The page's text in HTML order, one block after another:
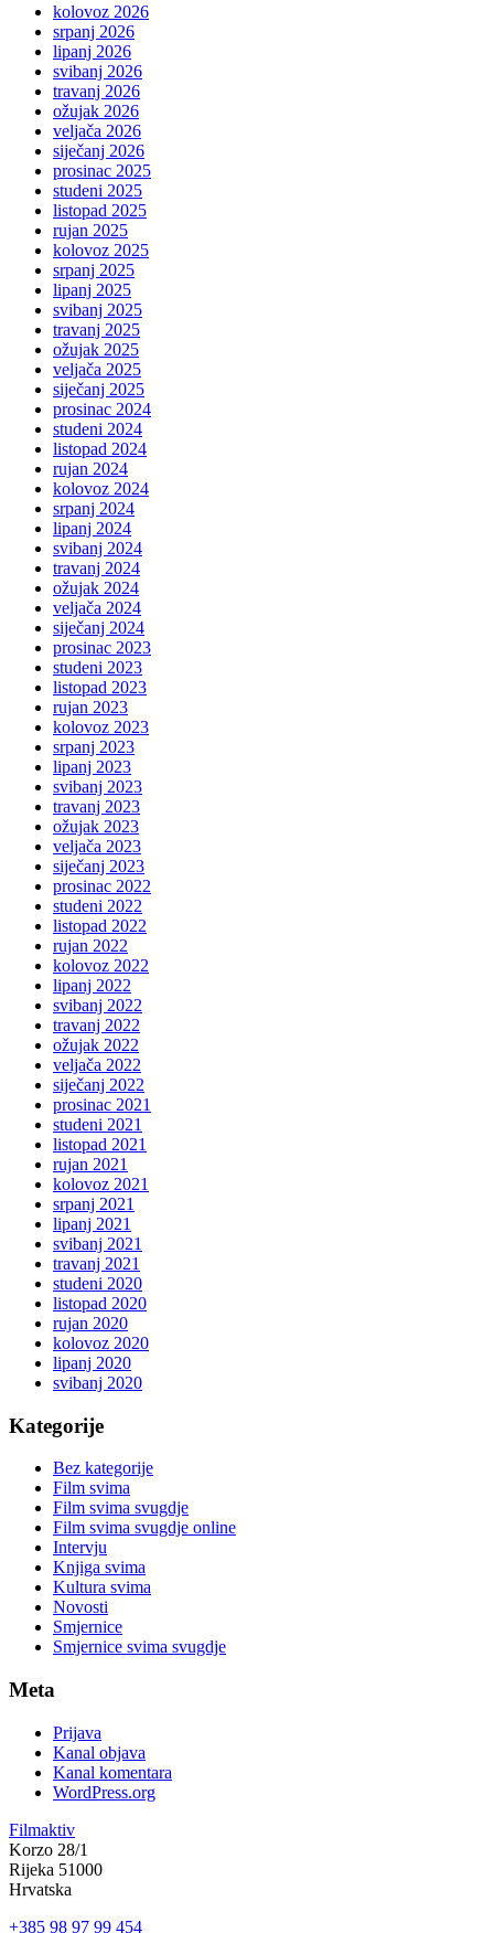
kolovoz 2026
srpanj 2026
lipanj 2026
svibanj 2026
travanj 2026
ožujak 2026
veljača 2026
siječanj 2026
prosinac 2025
studeni 2025
listopad 2025
rujan 2025
kolovoz 2025
srpanj 2025
lipanj 2025
svibanj 2025
travanj 2025
ožujak 2025
veljača 2025
siječanj 2025
prosinac 2024
studeni 2024
listopad 2024
rujan 2024
kolovoz 2024
srpanj 2024
lipanj 2024
svibanj 2024
travanj 2024
ožujak 2024
veljača 2024
siječanj 2024
prosinac 2023
studeni 2023
listopad 2023
rujan 2023
kolovoz 2023
srpanj 2023
lipanj 2023
svibanj 2023
travanj 2023
ožujak 2023
veljača 2023
siječanj 2023
prosinac 2022
studeni 2022
listopad 2022
rujan 2022
kolovoz 2022
lipanj 2022
svibanj 2022
travanj 2022
ožujak 2022
veljača 2022
siječanj 2022
prosinac 2021
studeni 2021
listopad 2021
rujan 2021
kolovoz 2021
srpanj 2021
lipanj 2021
svibanj 2021
travanj 2021
studeni 2020
listopad 2020
rujan 2020
kolovoz 2020
lipanj 2020
svibanj 2020
Kategorije
Bez kategorije
Film svima
Film svima svugdje
Film svima svugdje online
Intervju
Knjiga svima
Kultura svima
Novosti
Smjernice
Smjernice svima svugdje
Meta
Prijava
Kanal objava
Kanal komentara
WordPress.org
Filmaktiv
Korzo 28/1
Rijeka 51000
Hrvatska
+385 98 97 99 454